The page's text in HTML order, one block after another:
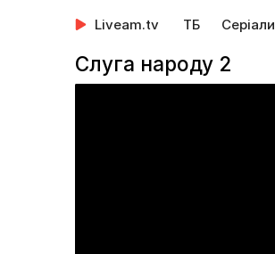
Liveam.tv ТБ Серіали
Слуга народу 2